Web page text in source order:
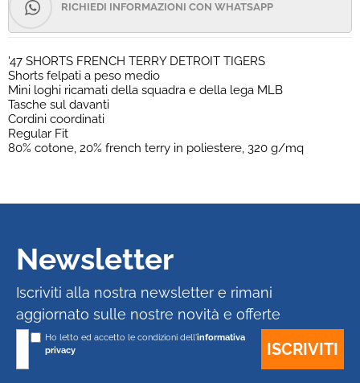
RICHIEDI INFORMAZIONI CON WHATSAPP
'47 SHORTS FRENCH TERRY DETROIT TIGERS
Shorts felpati a peso medio
Mini loghi ricamati della squadra e della lega MLB
Tasche sul davanti
Cordini coordinati
Regular Fit
80% cotone, 20% french terry in poliestere, 320 g/mq
Newsletter
Iscriviti alla nostra newsletter e rimani
aggiornato sulle nostre novità e offerte
Ho letto ed accetto le condizioni dell'informativa
privacy